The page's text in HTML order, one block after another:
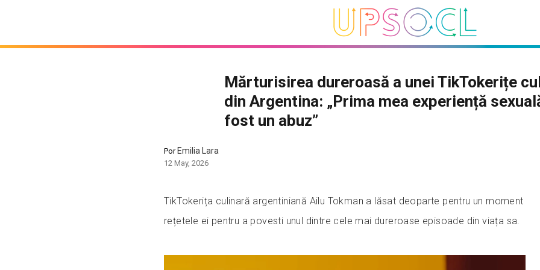
Mărturisirea dureroasă a unei TikTokerițe
din Argentina: „Prima mea experiență
fost un abuz”
PorEmilia Lara
12 May, 2026
TikTokerița culinară argentiniană Ailu Tokman a lăsat deoparte pentru un moment
rețetele ei pentru a povesti unul dintre cele mai dureroase episoade din viața sa.